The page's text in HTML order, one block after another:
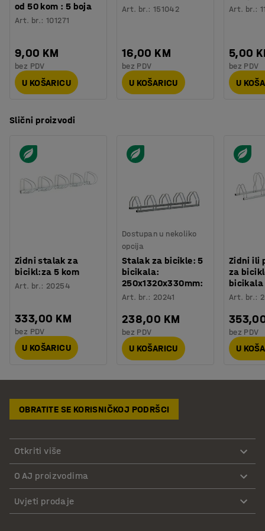
od 50 kom : 5 boja
Art. br.:101271
9,00 KM
bez PDV
U KOŠARICU
Art. br.: 151042
16,00 KM
bez PDV
U KOŠARICU
Art. br.:
5,00
bez PDV
U
Slični proizvodi
Zidni stalak za
bicikl:za 5 kom
Art. br.: 20254
333,00 KM
bez PDV
U KOŠARICU
Dostupan u nekoliko
opcija
Stalak za bicikle: 5
bicikala:
250x1320x330mm:
Art. br.: 20241
238,00 KM
bez PDV
U KOŠARICU
Zidni ili
za
bicikala
Art. br.:
bez PDV
U
OBRATITE SE KORISNIČKOJ PODRŠCI
Otkriti više
O AJ proizvodima
Uvjeti prodaje